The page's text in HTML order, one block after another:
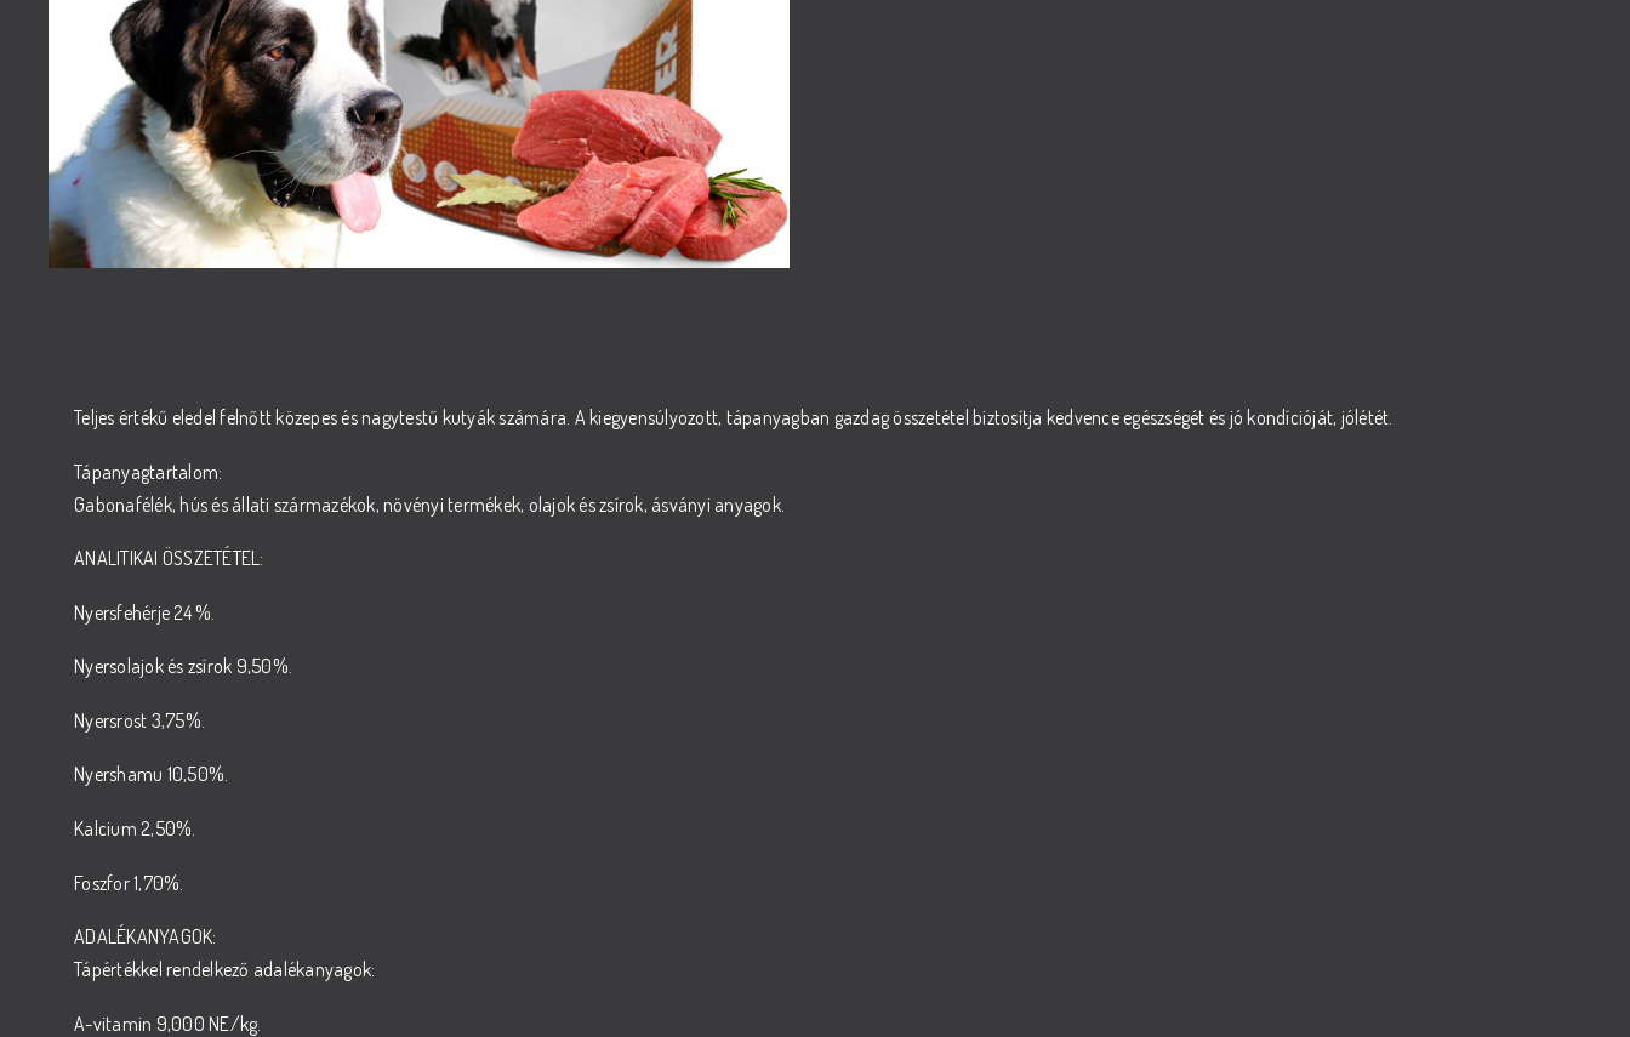
Teljes értékű eledel felnőtt közepes és nagytestű kutyák számára. A kiegyensúlyozott, tápanyagban gazdag összetétel biztosítja kedvence egészségét és jó kondícióját, jólétét.
Tápanyagtartalom:
Gabonafélék, hús és állati származékok, növényi termékek, olajok és zsírok, ásványi anyagok.
ANALITIKAI ÖSSZETÉTEL:
Nyersfehérje 24 %.
Nyersolajok és zsírok 9,50%.
Nyersrost 3,75%.
Nyershamu 10,50%.
Kalcium 2,50%.
Foszfor 1,70%.
ADALÉKANYAGOK:
Tápértékkel rendelkező adalékanyagok:
A-vitamin 9,000 NE/kg.